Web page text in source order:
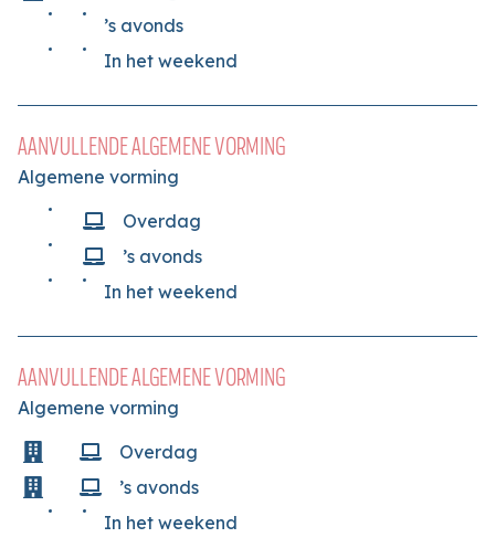
’s avonds
In het weekend
AANVULLENDE ALGEMENE VORMING
Algemene vorming
Overdag
’s avonds
In het weekend
AANVULLENDE ALGEMENE VORMING
Algemene vorming
Overdag
’s avonds
In het weekend